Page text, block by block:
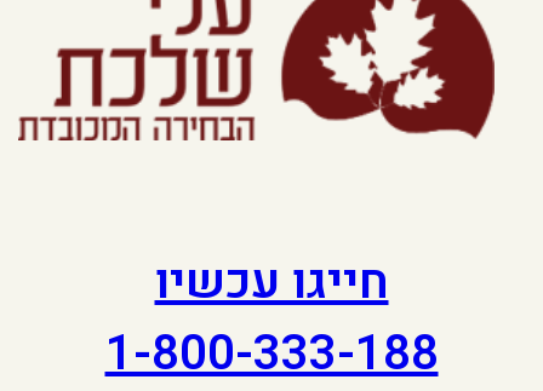
חייגו עכשיו
1-800-333-188